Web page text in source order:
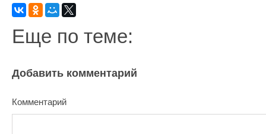
Еще по теме:
Добавить комментарий
Комментарий